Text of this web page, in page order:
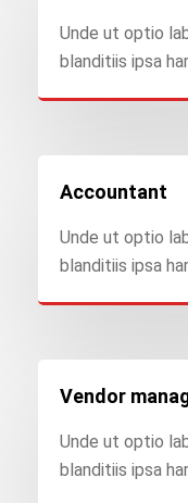
Unde ut optio
blanditiis ipsa
Accountant
Unde ut optio
blanditiis ipsa
Vendor
Unde ut optio
blanditiis ipsa